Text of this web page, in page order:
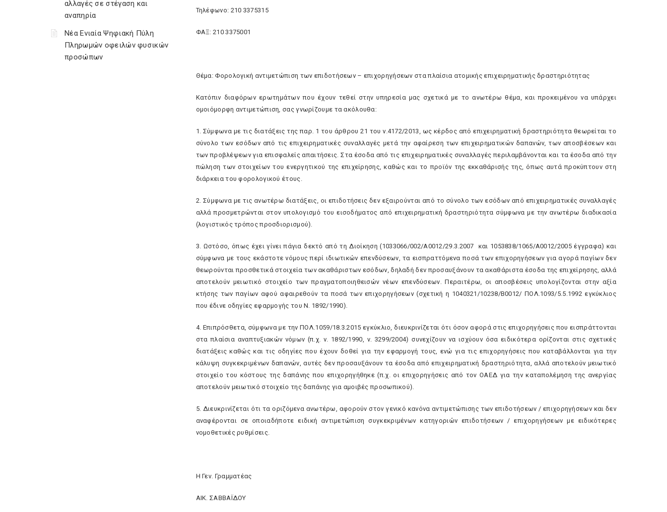
αλλαγές σε στέγαση και
αναπηρία
Νέα Ενιαία Ψηφιακή Πύλη
Πληρωμών οφειλών φυσικών
προσώπων
Τηλέφωνο: 210 3375315
ΦΑΞ: 210 3375001
Θέμα: Φορολογική αντιμετώπιση των επιδοτήσεων – επιχορηγήσεων στα πλαίσια ατομικής επιχειρηματικής δραστηριότητας
Κατόπιν διαφόρων ερωτημάτων που έχουν τεθεί στην υπηρεσία μας σχετικά με το ανωτέρω θέμα, και προκειμένου να υπάρχει
ομοιόμορφη αντιμετώπιση, σας γνωρίζουμε τα ακόλουθα:
1. Σύμφωνα με τις διατάξεις της παρ. 1 του άρθρου 21 του ν.4172/2013, ως κέρδος από επιχειρηματική δραστηριότητα θεωρείται το
σύνολο των εσόδων από τις επιχειρηματικές συναλλαγές μετά την αφαίρεση των επιχειρηματικών δαπανών, των αποσβέσεων και
των προβλέψεων για επισφαλείς απαιτήσεις. Στα έσοδα από τις επιχειρηματικές συναλλαγές περιλαμβάνονται και τα έσοδα από την
πώληση των στοιχείων του ενεργητικού της επιχείρησης, καθώς και το προϊόν της εκκαθάρισής της, όπως αυτά προκύπτουν στη
διάρκεια του φορολογικού έτους.
2. Σύμφωνα με τις ανωτέρω διατάξεις, οι επιδοτήσεις δεν εξαιρούνται από το σύνολο των εσόδων από επιχειρηματικές συναλλαγές
αλλά προσμετρώνται στον υπολογισμό του εισοδήματος από επιχειρηματική δραστηριότητα σύμφωνα με την ανωτέρω διαδικασία
(λογιστικός τρόπος προσδιορισμού).
3. Ωστόσο, όπως έχει γίνει πάγια δεκτό από τη Διοίκηση (1033066/002/Α0012/29.3.2007 και 1053838/1065/Α0012/2005 έγγραφα) και
σύμφωνα με τους εκάστοτε νόμους περί ιδιωτικών επενδύσεων, τα εισπραττόμενα ποσά των επιχορηγήσεων για αγορά παγίων δεν
θεωρούνται προσθετικά στοιχεία των ακαθάριστων εσόδων, δηλαδή δεν προσαυξάνουν τα ακαθάριστα έσοδα της επιχείρησης, αλλά
αποτελούν μειωτικό στοιχείο των πραγματοποιηθεισών νέων επενδύσεων. Περαιτέρω, οι αποσβέσεις υπολογίζονται στην αξία
κτήσης των παγίων αφού αφαιρεθούν τα ποσά των επιχορηγήσεων (σχετική η 1040321/10238/Β0012/ ΠΟΛ.1093/5.5.1992 εγκύκλιος
που έδινε οδηγίες εφαρμογής του Ν. 1892/1990).
4. Επιπρόσθετα, σύμφωνα με την ΠΟΛ.1059/18.3.2015 εγκύκλιο, διευκρινίζεται ότι όσον αφορά στις επιχορηγήσεις που εισπράττονται
στα πλαίσια αναπτυξιακών νόμων (π.χ. ν. 1892/1990, ν. 3299/2004) συνεχίζουν να ισχύουν όσα ειδικότερα ορίζονται στις σχετικές
διατάξεις καθώς και τις οδηγίες που έχουν δοθεί για την εφαρμογή τους, ενώ για τις επιχορηγήσεις που καταβάλλονται για την
κάλυψη συγκεκριμένων δαπανών, αυτές δεν προσαυξάνουν τα έσοδα από επιχειρηματική δραστηριότητα, αλλά αποτελούν μειωτικό
στοιχείο του κόστους της δαπάνης που επιχορηγήθηκε (π.χ. οι επιχορηγήσεις από τον ΟΑΕΔ για την καταπολέμηση της ανεργίας
αποτελούν μειωτικό στοιχείο της δαπάνης για αμοιβές προσωπικού).
5. Διευκρινίζεται ότι τα οριζόμενα ανωτέρω, αφορούν στον γενικό κανόνα αντιμετώπισης των επιδοτήσεων / επιχορηγήσεων και δεν
αναφέρονται σε οποιαδήποτε ειδική αντιμετώπιση συγκεκριμένων κατηγοριών επιδοτήσεων / επιχορηγήσεων με ειδικότερες
νομοθετικές ρυθμίσεις.
Η Γεν. Γραμματέας
ΑΙΚ. ΣΑΒΒΑΪΔΟΥ